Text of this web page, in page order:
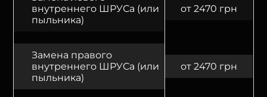
внутреннего ШРУСа (или
пыльника)
от 2470 грн
Замена правого
внутреннего ШРУСа (или
пыльника)
от 2470 грн